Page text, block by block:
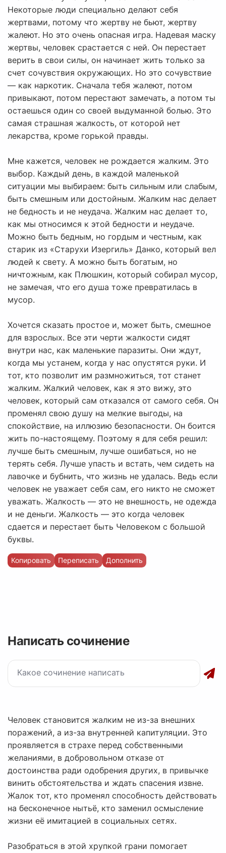
Некоторые люди специально делают себя
жертвами, потому что жертву не бьют, жертву
жалеют. Но это очень опасная игра. Надевая маску
жертвы, человек срастается с ней. Он перестает
верить в свои силы, он начинает жить только за
счет сочувствия окружающих. Но это сочувствие
— как наркотик. Сначала тебя жалеют, потом
привыкают, потом перестают замечать, а потом ты
остаешься один со своей выдуманной болью. Это
самая страшная жалкость, от которой нет
лекарства, кроме горькой правды.
Мне кажется, человек не рождается жалким. Это
выбор. Каждый день, в каждой маленькой
ситуации мы выбираем: быть сильным или слабым,
быть смешным или достойным. Жалким нас делает
не бедность и не неудача. Жалким нас делает то,
как мы относимся к этой бедности и неудаче.
Можно быть бедным, но гордым и честным, как
старик из «Старухи Изергиль» Данко, который вел
людей к свету. А можно быть богатым, но
ничтожным, как Плюшкин, который собирал мусор,
не замечая, что его душа тоже превратилась в
мусор.
Хочется сказать простое и, может быть, смешное
для взрослых. Все эти черти жалкости сидят
внутри нас, как маленькие паразиты. Они ждут,
когда мы устанем, когда у нас опустятся руки. И
тот, кто позволит им размножиться, тот станет
жалким. Жалкий человек, как я это вижу, это
человек, который сам отказался от самого себя. Он
променял свою душу на мелкие выгоды, на
спокойствие, на иллюзию безопасности. Он боится
жить по-настоящему. Поэтому я для себя решил:
лучше быть смешным, лучше ошибаться, но не
терять себя. Лучше упасть и встать, чем сидеть на
лавочке и бубнить, что жизнь не удалась. Ведь если
человек не уважает себя сам, его никто не сможет
уважать. Жалкость — это не внешность, не одежда
и не деньги. Жалкость — это когда человек
сдается и перестает быть Человеком с большой
буквы.
Копировать Переписать Дополнить
Написать сочинение
Человек становится жалким не из-за внешних
поражений, а из-за внутренней капитуляции. Это
проявляется в страхе перед собственными
желаниями, в добровольном отказе от
достоинства ради одобрения других, в привычке
винить обстоятельства и ждать спасения извне.
Жалок тот, кто променял способность действовать
на бесконечное нытьё, кто заменил осмысление
жизни её имитацией в социальных сетях.
Разобраться в этой хрупкой грани помогает